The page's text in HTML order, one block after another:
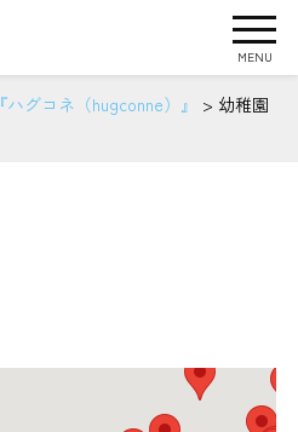
MENU
グコネ（hugconne）』 > 幼稚園